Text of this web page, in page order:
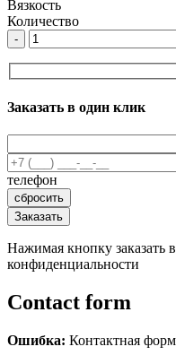
Вязкость
Количество
-
Заказать в один клик
телефон
Нажимая кнопку заказать
конфиденциальности
Contact form
Ошибка: Контактная